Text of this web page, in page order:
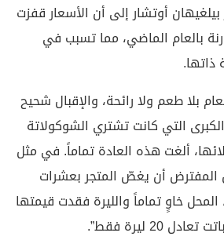
بيلغيهان أوتشار إلى أن الأسعار قفزت
50% مقارنة بالعام الماضي، مما تسبب في
ذاتها.
بلا طعم ولا رائحة، والإقبال شحيح
التي كانت تشتري الشوكولاتة
ألغت هذه العادة تماماً. في مثل
أن يغصّ المتجر بعشرات
المحل خاوٍ تماماً والليرة فقدت قيمتها